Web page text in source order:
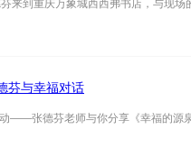
芬与幸福对话